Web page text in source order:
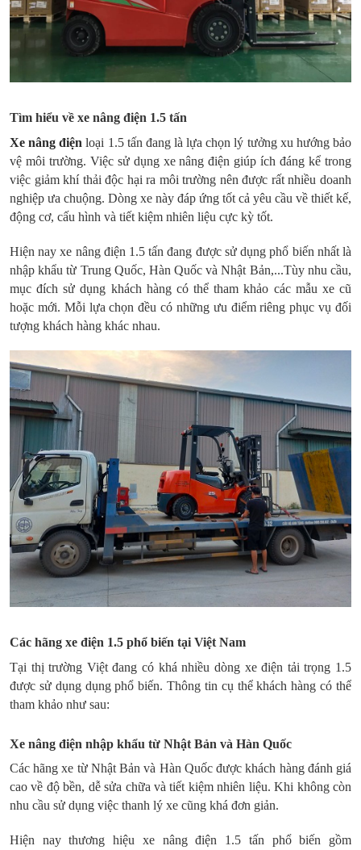
Tìm hiểu về xe nâng điện 1.5 tấn
Xe nâng điện loại 1.5 tấn đang là lựa chọn lý tưởng xu hướng bảo
vệ môi trường. Việc sử dụng xe nâng điện giúp ích đáng kể trong
việc giảm khí thải độc hại ra môi trường nên được rất nhiều doanh
nghiệp ưa chuộng. Dòng xe này đáp ứng tốt cả yêu cầu về thiết kế,
động cơ, cấu hình và tiết kiệm nhiên liệu cực kỳ tốt.
Hiện nay xe nâng điện 1.5 tấn đang được sử dụng phổ biến nhất là
nhập khẩu từ Trung Quốc, Hàn Quốc và Nhật Bản,...Tùy nhu cầu,
mục đích sử dụng khách hàng có thể tham khảo các mẫu xe cũ
hoặc mới. Mỗi lựa chọn đều có những ưu điểm riêng phục vụ đối
tượng khách hàng khác nhau.
Các hãng xe điện 1.5 phổ biến tại Việt Nam
Tại thị trường Việt đang có khá nhiều dòng xe điện tải trọng 1.5
được sử dụng dụng phổ biến. Thông tin cụ thể khách hàng có thể
tham khảo như sau:
Xe nâng điện nhập khẩu từ Nhật Bản và Hàn Quốc
Các hãng xe từ Nhật Bản và Hàn Quốc được khách hàng đánh giá
cao về độ bền, dễ sửa chữa và tiết kiệm nhiên liệu. Khi không còn
nhu cầu sử dụng việc thanh lý xe cũng khá đơn giản.
Hiện nay thương hiệu xe nâng điện 1.5 tấn phổ biến gồm